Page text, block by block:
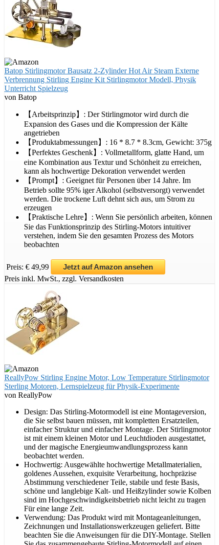
Batop Stirlingmotor Bausatz 2-Zylinder Hot Air Steam Externe
Verbrennung Stirling Engine Kit Stirlingmotor Modell, Physik
Unterricht Spielzeug
von Batop
【Arbeitsprinzip】: Der Stirlingmotor wird durch die
Expansion des Gases und die Kompression der Kälte
angetrieben
【Produktabmessungen】: 16 * 8.7 * 8.3cm, Gewicht: 375g
【Perfektes Geschenk】: Vollmetallform, glatte Hand, um
eine Kombination aus Textur und Schönheit zu erreichen,
kann als hochwertige Dekoration verwendet werden
【Prompt】: Geeignet für Personen über 14 Jahre. Im
Betrieb sollte 95% iger Alkohol (selbstversorgt) verwendet
werden. Die trockene Luft dehnt sich aus, um Strom zu
erzeugen
【Praktische Lehre】: Wenn Sie persönlich arbeiten, können
Sie das Funktionsprinzip des Stirling-Motors intuitiver
verstehen, indem Sie den gesamten Prozess des Motors
beobachten
Preis: € 49,99
Jetzt auf Amazon ansehen
Preis inkl. MwSt., zzgl. Versandkosten
ReallyPow Stirling Engine Motor, Low Temperature Stirlingmotor
Sterling Motoren, Lernspielzeug für Physik-Experimente
von ReallyPow
Design: Das Stirling-Motormodell ist eine Montageversion,
die Sie selbst bauen müssen, mit kompletten Ersatzteilen,
einfacher Struktur und einfacher Montage. Der Stirlingmotor
ist mit einem kleinen Motor und Leuchtdioden ausgestattet,
und der magische Energieumwandlungsprozess kann
beobachtet werden.
Hochwertig: Ausgewählte hochwertige Metallmaterialien,
goldenes Aussehen, exquisite Verarbeitung, hochpräzise
Abstimmung verschiedener Teile, stabile und feste Basis,
schöne und langlebige Kalt- und Heißzylinder sowie Kolben
sind im Hochgeschwindigkeitsbetrieb nicht leicht zu tragen
Für eine lange Zeit.
Verwendung: Das Produkt wird mit Montageanleitungen,
Zeichnungen und Installationswerkzeugen geliefert. Bitte
beachten Sie die Anweisungen für die DIY-Montage. Stellen